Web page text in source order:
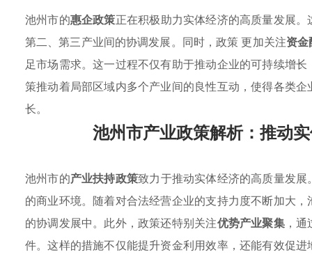
池州市的惠企政策正在积极助力实体经济的高质量发展
第二、第三产业间的协调发展。同时，政策 更加关注资
足市场需求。这一过程不仅有助于推动企业的可持续增
策推动着局部区域内多个产业间的良性互动，使得各类
长。
池州市产业政策解析：推动
池州市的产业扶持政策致力于推动实体经济的高质量发
的商业环境。随着对合法经营企业的支持力度不断加大
的协调发展中。此外，政策还特别关注优势产业聚集，通
件。这样的措施不仅能提升资金利用效率，还能有效促